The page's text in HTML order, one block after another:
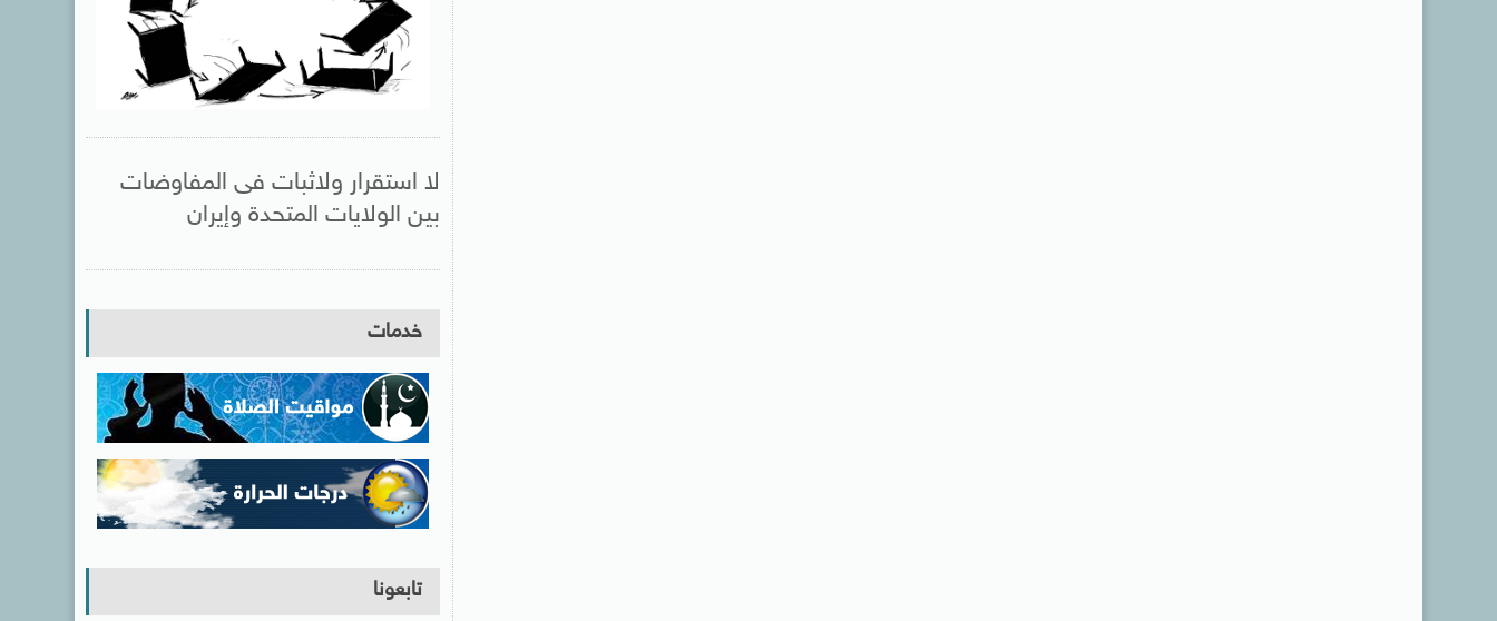
لا استقرار ولاثبات فى المفاوضات
بين الولايات المتحدة وإيران
خدمات
تابعونا